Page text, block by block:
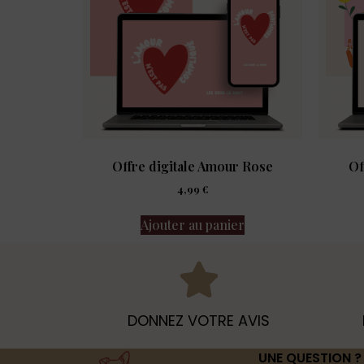
Offre digitale Amour Rose
4,99 €
Ajouter au panier
DONNEZ VOTRE AVIS
UNE QUESTION ?